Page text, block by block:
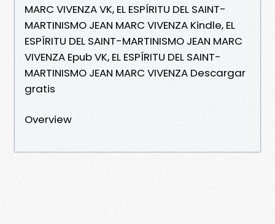
MARC VIVENZA VK, EL ESPÍRITU DEL SAINT-
MARTINISMO JEAN MARC VIVENZA Kindle, EL
ESPÍRITU DEL SAINT-MARTINISMO JEAN MARC
VIVENZA Epub VK, EL ESPÍRITU DEL SAINT-
MARTINISMO JEAN MARC VIVENZA Descargar
gratis
Overview